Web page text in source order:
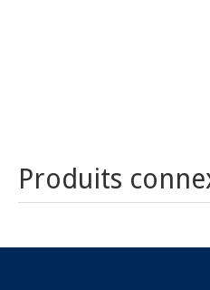
Produits